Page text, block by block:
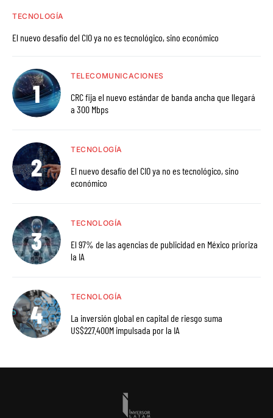
TECNOLOGÍA
El nuevo desafío del CIO ya no es tecnológico, sino económico
TELECOMUNICACIONES
CRC fija el nuevo estándar de banda ancha que llegará
a 300 Mbps
TECNOLOGÍA
El nuevo desafío del CIO ya no es tecnológico, sino
económico
TECNOLOGÍA
El 97% de las agencias de publicidad en México prioriza
la IA
TECNOLOGÍA
La inversión global en capital de riesgo suma
US$227.400M impulsada por la IA